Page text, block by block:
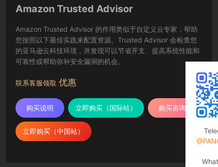
Amazon Trusted Advisor
Amazon Trusted Advisor 的作用类似于自定义云专家，帮助
您按照以下最佳实践来配置资源。Trusted Advisor 会检查您
的亚马逊云科技环境，并发现可以节省开支、提高系统性能和
可靠性或帮助弥补安全漏洞的机会。
联系客服领取 优惠
购买说明 立即购买（国际站） 购买咨询
立即购买（中国站）